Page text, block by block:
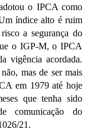
o IPCA como
índice alto é ruim
a segurança do
o IGP-M, o IPCA
vigência acordada.
mas de ser mais
em 1979 até hoje
que tenha sido
comunicação do
21.